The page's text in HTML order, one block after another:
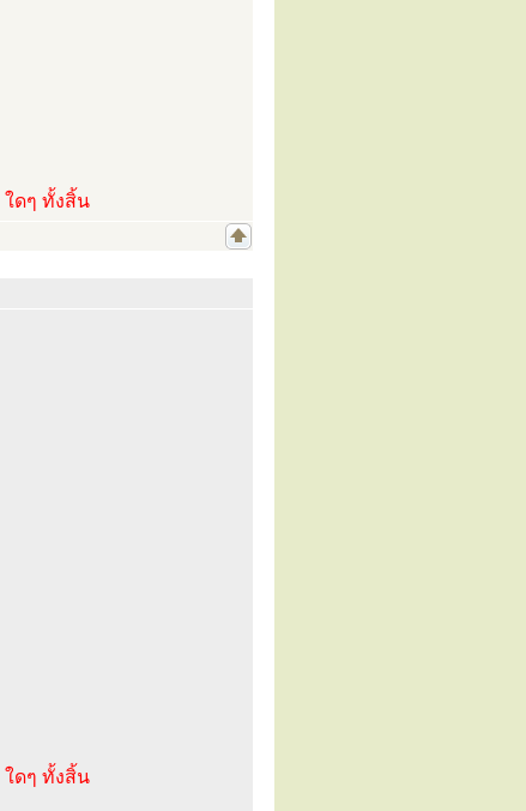
ใดๆ ทั้งสิ้น
ใดๆ ทั้งสิ้น